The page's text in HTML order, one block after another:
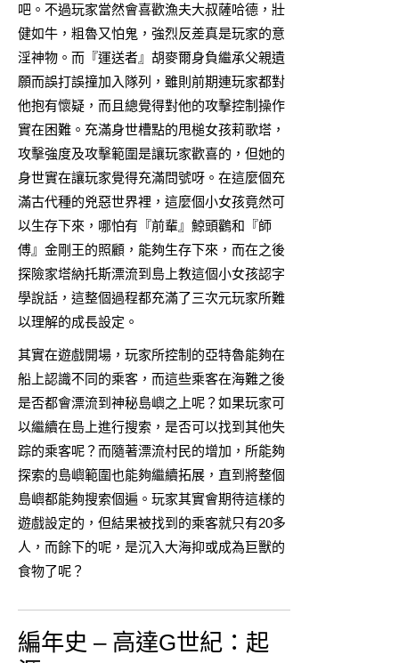
吧。不過玩家當然會喜歡漁夫大叔薩哈德，壯
健如牛，粗魯又怕鬼，強烈反差真是玩家的意
淫神物。而『運送者』胡麥爾身負繼承父親遺
願而誤打誤撞加入隊列，雖則前期連玩家都對
他抱有懷疑，而且總覺得對他的攻擊控制操作
實在困難。充滿身世槽點的甩槌女孩莉歌塔，
攻擊強度及攻擊範圍是讓玩家歡喜的，但她的
身世實在讓玩家覺得充滿問號呀。在這麼個充
滿古代種的兇惡世界裡，這麼個小女孩竟然可
以生存下來，哪怕有『前輩』鯨頭鸛和『師
傅』金剛王的照顧，能夠生存下來，而在之後
探險家塔納托斯漂流到島上教這個小女孩認字
學說話，這整個過程都充滿了三次元玩家所難
以理解的成長設定。
其實在遊戲開場，玩家所控制的亞特魯能夠在
船上認識不同的乘客，而這些乘客在海難之後
是否都會漂流到神秘島嶼之上呢？如果玩家可
以繼續在島上進行搜索，是否可以找到其他失
踪的乘客呢？而隨著漂流村民的增加，所能夠
探索的島嶼範圍也能夠繼續拓展，直到將整個
島嶼都能夠搜索個遍。玩家其實會期待這樣的
遊戲設定的，但結果被找到的乘客就只有20多
人，而餘下的呢，是沉入大海抑或成為巨獸的
食物了呢？
編年史 – 高達G世紀：起